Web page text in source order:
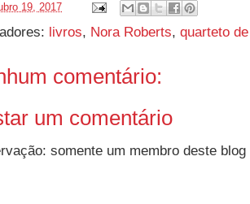
19, 2017
livros, Nora Roberts, quarteto
comentário:
um comentário
somente um membro deste